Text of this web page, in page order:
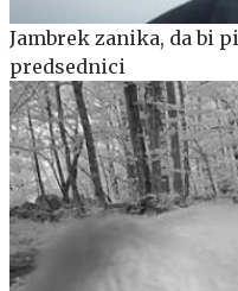
Jambrek zanika, da bi
predsednici